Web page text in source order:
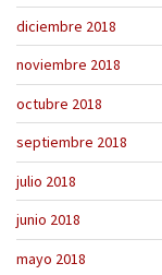
diciembre 2018
noviembre 2018
octubre 2018
septiembre 2018
julio 2018
junio 2018
mayo 2018